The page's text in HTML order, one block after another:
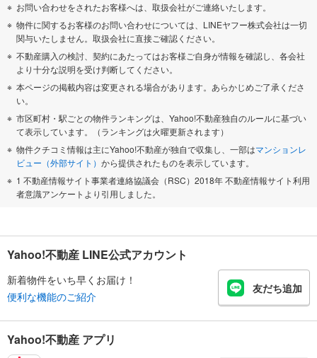
お問い合わせをされたお客様へは、取扱会社がご連絡いたします。
物件に関するお客様のお問い合わせについては、LINEヤフー株式会社は一切
関与いたしません。取扱会社に直接ご確認ください。
不動産購入の検討、契約にあたってはお客様ご自身が情報を確認し、各会社
より十分な説明を受け判断してください。
本ページの掲載内容は変更される場合があります。あらかじめご了承くださ
い。
市区町村・駅ごとの物件ランキングは、Yahoo!不動産独自のルールに基づい
て表示しています。（ランキングは火曜更新されます）
物件クチコミ情報は主にYahoo!不動産が独自で収集し、一部はマンションレ
ビュー（外部サイト） から提供されたものを表示しています。
1 不動産情報サイト事業者連絡協議会（RSC）2018年 不動産情報サイト利用
者意識アンケートより引用しました。
Yahoo!不動産 LINE公式アカウント
新着物件をいち早くお届け！
便利な機能のご紹介
友だち追加
Yahoo!不動産 アプリ